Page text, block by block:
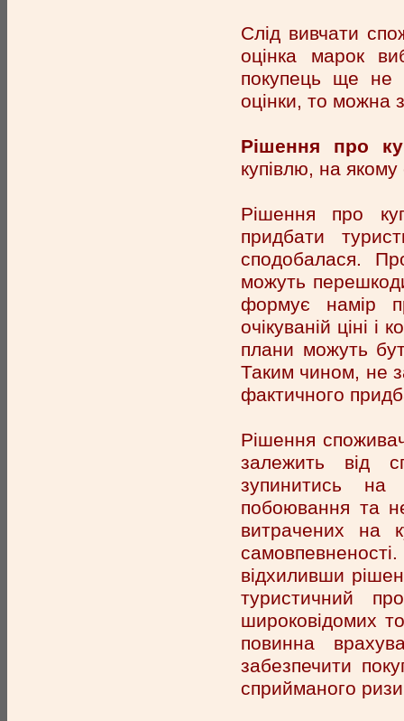
Слід вивчати
оцінка марок
покупець ще не
оцінки, то можна
Рішення про
купівлю, на
Рішення про
придбати
сподобалася.
можуть
формує намір
очікуваній ціні і
плани можуть
Таким чином, не
фактичного
Рішення
залежить від
зупинитись на
побоювання та
витрачених на
відхиливши
туристичний
широковідомих
повинна
забезпечити
сприйманого